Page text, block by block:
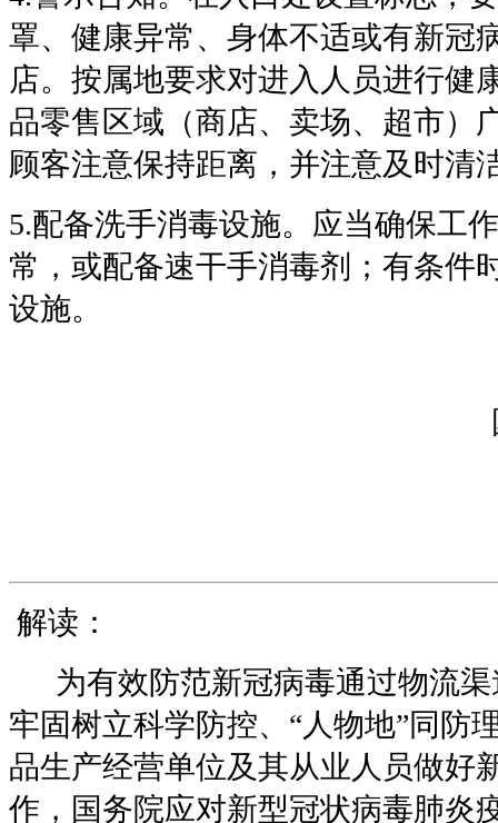
罩、健康异常、身体不适或有新冠
店。按属地要求对进入人员进行健
品零售区域（商店、卖场、超市）
顾客注意保持距离，并注意及时清
5.配备洗手消毒设施。应当确保工
常，或配备速干手消毒剂；有条件
设施。
解读：
为有效防范新冠病毒通过物流渠
牢固树立科学防控、“人物地”同防
品生产经营单位及其从业人员做好
作，国务院应对新型冠状病毒肺炎